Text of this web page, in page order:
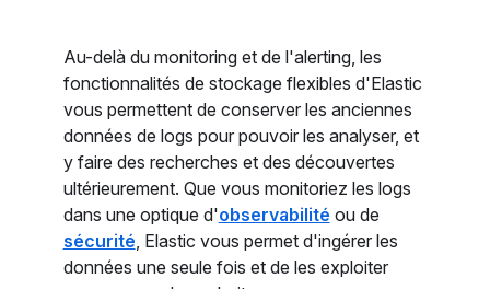
Au-delà du monitoring et de l'alerting, les
fonctionnalités de stockage flexibles d'Elastic
vous permettent de conserver les anciennes
données de logs pour pouvoir les analyser, et
y faire des recherches et des découvertes
ultérieurement. Que vous monitoriez les logs
dans une optique d'observabilité ou de
sécurité, Elastic vous permet d'ingérer les
données une seule fois et de les exploiter